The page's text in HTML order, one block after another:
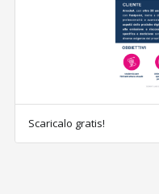
Scaricalo gratis!